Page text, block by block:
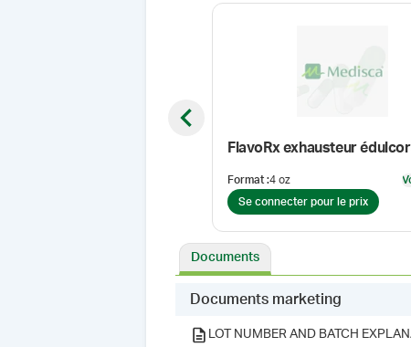
FlavoRx exhausteur
Format :4 oz
Se connecter pour le prix
Previous slide
Documents
Documents marketing
LOT NUMBER AND BATCH